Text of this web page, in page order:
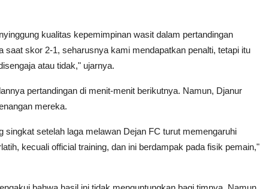
kualitas kepemimpinan wasit dalam pertandingan
skor 2-1, seharusnya kami mendapatkan penalti, tetapi itu
atau tidak," ujarnya.
pertandingan di menit-menit berikutnya. Namun, Djanur
mereka.
setelah laga melawan Dejan FC turut memengaruhi
kecuali official training, dan ini berdampak pada fisik pemain,"